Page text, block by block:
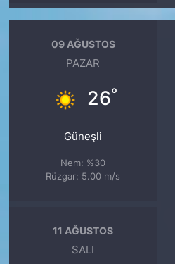
09 AĞUSTOS
PAZAR
26°
Güneşli
Nem: %30
Rüzgar: 5.00 m/s
11 AĞUSTOS
SALI